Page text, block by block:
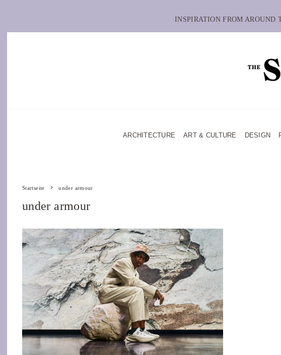
INSPIRATION FROM
ARCHITECTURE ART & CULTURE DESIGN
Startseite under armour
under armour